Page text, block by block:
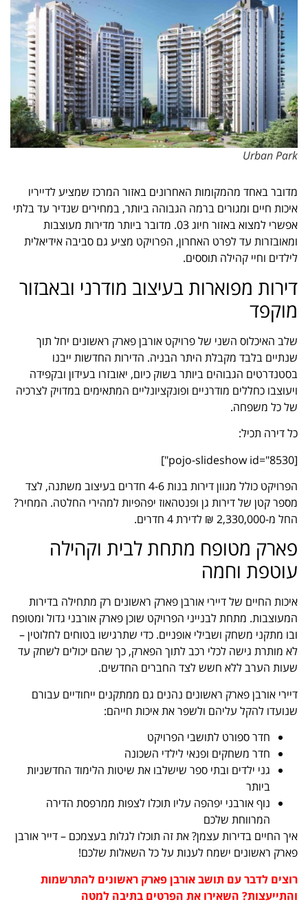
Urban Park
מדובר באחד מהמקומות האחרונים באזור המרכז שמציע לדייריו
איכות חיים ומגורים ברמה הגבוהה ביותר, במחירים שנדיר עד בלתי
אפשרי למצוא באזור חיוג 03. מדובר ביותר מדירות מעוצבות
ומאובזרות עד לפרט האחרון, הפרויקט מציע גם סביבה אידיאלית
לילדים וחיי קהילה תוססים.
דירות מפוארות בעיצוב מודרני ובאבזור
מוקפד
שלב האיכלוס השני של פרויקט אורבן פארק ראשונים יחל תוך
שנתיים בלבד מקבלת היתר הבניה. הדירות החדשות ייבנו
בסטנדרטים הגבוהים ביותר בשוק כיום, יאובזרו בעידון ובקפידה
ויעוצבו כחללים מודרניים ופונקציונליים המתאימים במדויק לצרכיה
של כל משפחה.
כל דירה תכיל:
[pojo-slideshow id="8530"]
הפרויקט כולל מגוון דירות בנות 4-6 חדרים בעיצוב משתנה, לצד
מספר קטן של דירות גן ופנטהאוז יפהפיות למהירי החלטה. המחיר?
החל מ-2,330,000 ₪ לדירת 4 חדרים.
פארק מטופח מתחת לבית וקהילה
עוטפת וחמה
איכות החיים של דיירי אורבן פארק ראשונים רק מתחילה בדירות
המעוצבות. מתחת לבנייני הפרויקט שוכן פארק אורבני גדול ומטופח
ובו מתקני משחק ושבילי אופניים. כדי שתרגישו בטוחים לחלוטין –
לא מותרת גישה לכלי רכב לתוך הפארק, כך שהם יכולים לשחק עד
שעות הערב ללא חשש לצד החברים החדשים.
דיירי אורבן פארק ראשונים נהנים גם ממתקנים ייחודיים עבורם
שנועדו להקל עליהם ולשפר את איכות חייהם:
חדר ספורט לתושבי הפרויקט
חדר משחקים ופנאי לילדי השכונה
גני ילדים ובתי ספר שישלבו את שיטות הלימוד החדשניות
ביותר
נוף אורבני יפהפה עליו תוכלו לצפות ממרפסת הדירה
המרווחת שלכם
איך החיים בדירות עצמן? את זה תוכלו לגלות בעצמכם – דייר אורבן
פארק ראשונים ישמח לענות על כל השאלות שלכם!
רוצים לדבר עם תושב אורבן פארק ראשונים להתרשמות
והתייעצות? השאירו את הפרטים בתיבה למטה